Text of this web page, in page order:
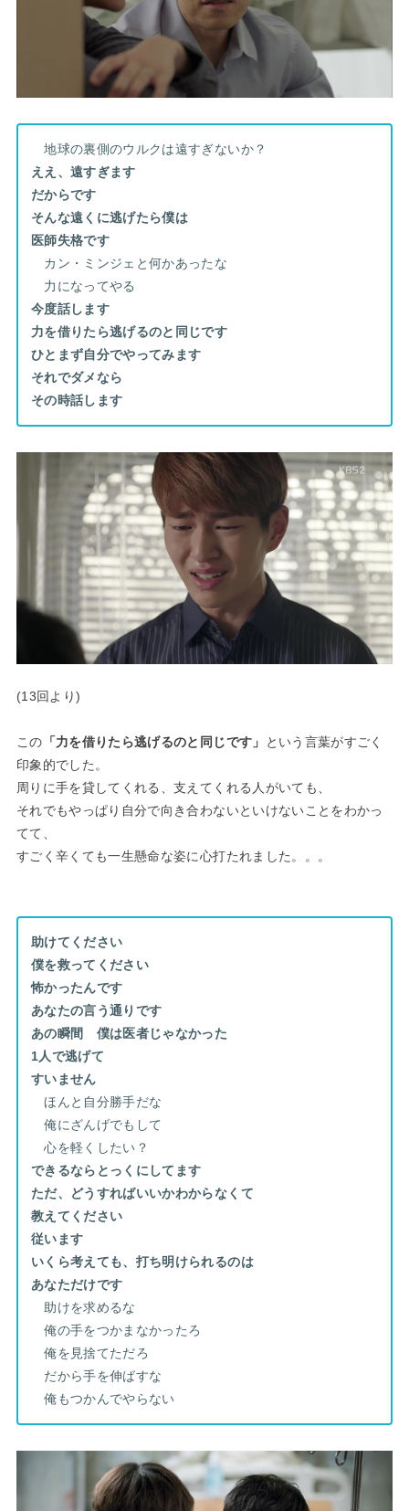
地球の裏側のウルクは遠すぎないか？
ええ、遠すぎます
だからです
そんな遠くに逃げたら僕は
医師失格です
カン・ミンジェと何かあったな
力になってやる
今度話します
力を借りたら逃げるのと同じです
ひとまず自分でやってみます
それでダメなら
その時話します
(13回より)
この 「力を借りたら逃げるのと同じです」
という言葉がすごく
印象的でした。
周りに手を貸してくれる、支えてくれる人がいても、
それでもやっぱり自分で向き合わないといけないことをわかっ
てて、
すごく辛くても一生懸命な姿に心打たれました。。。
助けてください
僕を救ってください
怖かったんです
あなたの言う通りです
あの瞬間 僕は医者じゃなかった
1人で逃げて
すいません
ほんと自分勝手だな
俺にざんげでもして
心を軽くしたい？
できるならとっくにしてます
ただ、どうすればいいかわからなくて
教えてください
従います
いくら考えても、打ち明けられるのは
あなただけです
助けを求めるな
俺の手をつかまなかったろ
俺を見捨てただろ
だから手を伸ばすな
俺もつかんでやらない